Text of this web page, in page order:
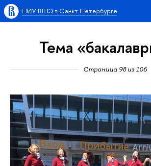
НИУ ВШЭ в Санкт-Петербурге
Тема
Страница 98 из 106